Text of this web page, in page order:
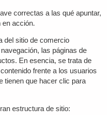
correctas a las qué apuntar,
en acción.
del sitio de comercio
las páginas de
En esencia, se trata de
frente a los usuarios
tienen que hacer clic para
estructura de sitio: